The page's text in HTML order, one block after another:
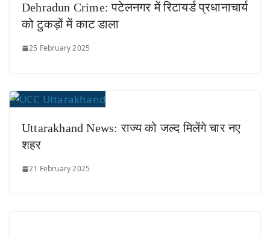
Dehradun Crime: पटेलनगर में रिटायर्ड प्रधानाचार्य
को टुकड़ों में काट डाला
25 February 2025
Uttarakhand News: राज्य को जल्द मिलेंगे चार नए
शहर
21 February 2025